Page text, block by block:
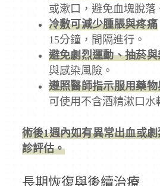
或漱口，避免血塊脫落
冷敷可減少腫脹與疼痛
15分鐘，間隔進行。
避免劇烈運動、抽菸與
與感染風險。
遵照醫師指示服用藥
可使用不含酒精漱口水
術後1週內如有異常出血或
診評估。
長期恢復與後續治療